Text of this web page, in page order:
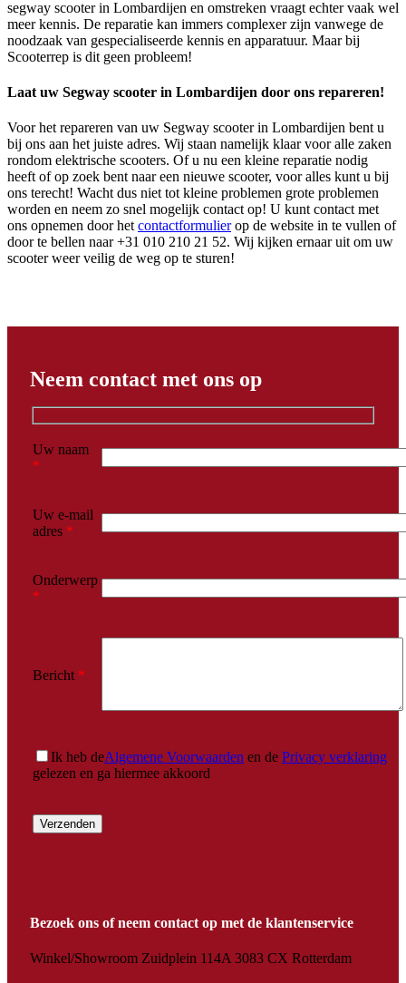
segway scooter in Lombardijen en omstreken vraagt echter vaak wel
meer kennis. De reparatie kan immers complexer zijn vanwege de
noodzaak van gespecialiseerde kennis en apparatuur. Maar bij
Scooterrep is dit geen probleem!
Laat uw Segway scooter in Lombardijen door ons repareren!
Voor het repareren van uw Segway scooter in Lombardijen bent u
bij ons aan het juiste adres. Wij staan namelijk klaar voor alle zaken
rondom elektrische scooters. Of u nu een kleine reparatie nodig
heeft of op zoek bent naar een nieuwe scooter, voor alles kunt u bij
ons terecht! Wacht dus niet tot kleine problemen grote problemen
worden en neem zo snel mogelijk contact op! U kunt contact met
ons opnemen door het contactformulierop de website in te vullen of
door te bellen naar +31 010 210 21 52. Wij kijken ernaar uit om uw
scooter weer veilig de weg op te sturen!
Neem contact met ons op
Uw naam
*
Uw e-mail
adres *
Onderwerp
*
Bericht *
Ik heb deAlgemene Voorwaarden en de Privacy verklaring
gelezen en ga hiermee akkoord
Bezoek ons of neem contact op met de klantenservice
Winkel/Showroom Zuidplein 114A 3083 CX Rotterdam